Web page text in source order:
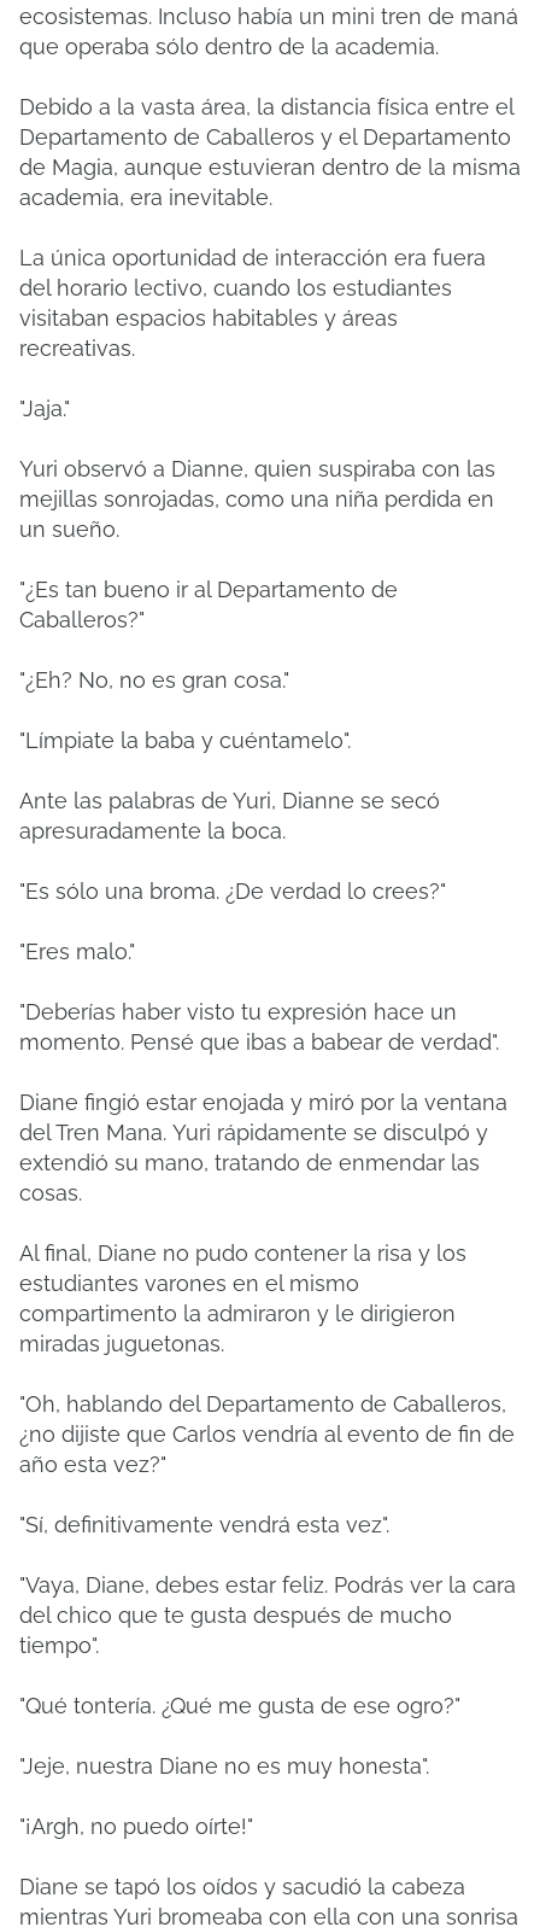
ecosistemas. Incluso había un mini tren de maná
que operaba sólo dentro de la academia.
Debido a la vasta área, la distancia física entre el
Departamento de Caballeros y el Departamento
de Magia, aunque estuvieran dentro de la misma
academia, era inevitable.
La única oportunidad de interacción era fuera
del horario lectivo, cuando los estudiantes
visitaban espacios habitables y áreas
recreativas.
"Jaja."
Yuri observó a Dianne, quien suspiraba con las
mejillas sonrojadas, como una niña perdida en
un sueño.
"¿Es tan bueno ir al Departamento de
Caballeros?"
"¿Eh? No, no es gran cosa."
"Límpiate la baba y cuéntamelo".
Ante las palabras de Yuri, Dianne se secó
apresuradamente la boca.
"Es sólo una broma. ¿De verdad lo crees?"
"Eres malo."
"Deberías haber visto tu expresión hace un
momento. Pensé que ibas a babear de verdad".
Diane fingió estar enojada y miró por la ventana
del Tren Mana. Yuri rápidamente se disculpó y
extendió su mano, tratando de enmendar las
cosas.
Al final, Diane no pudo contener la risa y los
estudiantes varones en el mismo
compartimento la admiraron y le dirigieron
miradas juguetonas.
"Oh, hablando del Departamento de Caballeros,
¿no dijiste que Carlos vendría al evento de fin de
año esta vez?"
"Sí, definitivamente vendrá esta vez".
"Vaya, Diane, debes estar feliz. Podrás ver la cara
del chico que te gusta después de mucho
tiempo".
"Qué tontería. ¿Qué me gusta de ese ogro?"
"Jeje, nuestra Diane no es muy honesta".
"¡Argh, no puedo oírte!"
Diane se tapó los oídos y sacudió la cabeza
mientras Yuri bromeaba con ella con una sonrisa